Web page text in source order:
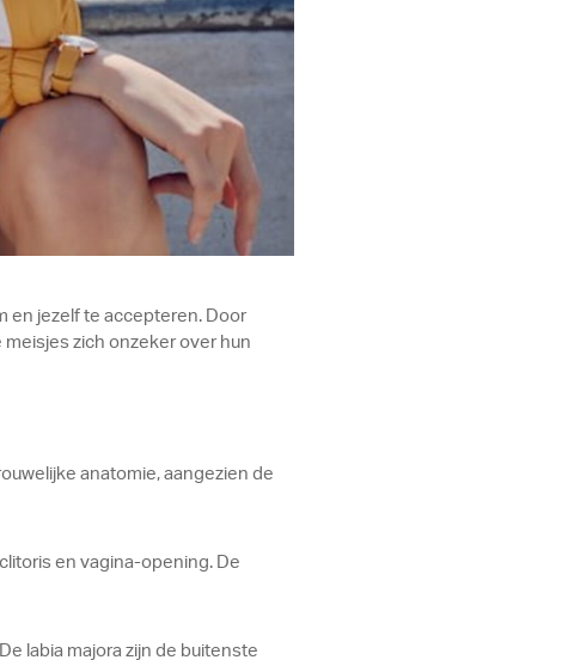
en jezelf te accepteren. Door
zich onzeker over hun
anatomie, aangezien de
en vagina-opening. De
labia majora zijn de buitenste